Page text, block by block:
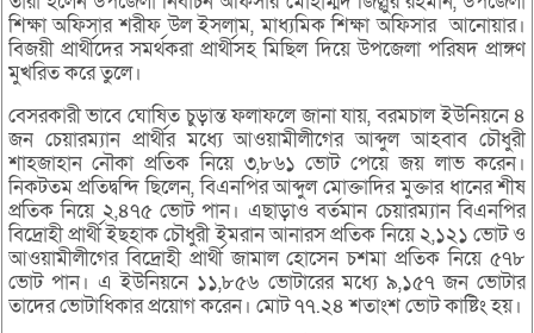
শিক্ষা অফিসার শরীফ উল ইসলাম, মাধ্যমিক শিক্ষা অফিসার আনোয়ার।
বিজয়ী প্রার্থীদের সমর্থকরা প্রার্থীসহ মিছিল দিয়ে উপজেলা পরিষদ প্রাঙ্গণ
মুখরিত করে তুলে।
বেসরকারী ভাবে ঘোষিত চুড়ান্ত ফলাফলে জানা যায়, বরমচাল ইউনিয়নে ৪
জন চেয়ারম্যান প্রার্থীর মধ্যে আওয়ামীলীগের আব্দুল আহবাব চৌধুরী
শাহজাহান নৌকা প্রতিক নিয়ে ৩,৮৬১ ভোট পেয়ে জয় লাভ করেন।
নিকটতম প্রতিদ্বন্দি ছিলেন, বিএনপির আব্দুল মোক্তাদির মুক্তার ধানের শীষ
প্রতিক নিয়ে ২,৪৭৫ ভোট পান। এছাড়াও বর্তমান চেয়ারম্যান বিএনপির
বিদ্রোহী প্রার্থী ইছহাক চৌধুরী ইমরান আনারস প্রতিক নিয়ে ২,১২১ ভোট ও
আওয়ামীলীগের বিদ্রোহী প্রার্থী জামাল হোসেন চশমা প্রতিক নিয়ে ৫৭৮
ভোট পান। এ ইউনিয়নে ১১,৮৫৬ ভোটারের মধ্যে ৯,১৫৭ জন ভোটার
তাদের ভোটাধিকার প্রয়োগ করেন। মোট ৭৭.২৪ শতাংশ ভোট কাষ্টিং হয়।